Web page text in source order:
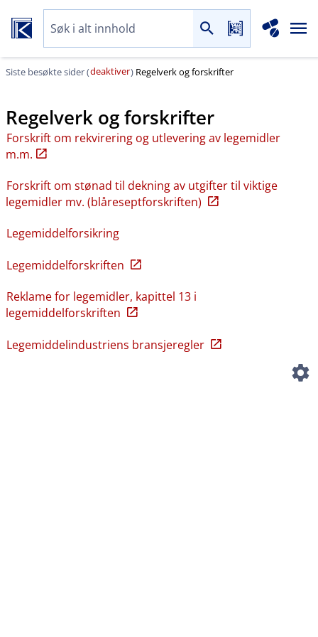
Siste besøkte sider (deaktiver) Regelverk og forskrifter
Regelverk og forskrifter
Forskrift om rekvirering og utlevering av legemidler
m.m.
Forskrift om stønad til dekning av utgifter til viktige
legemidler mv. (blåreseptforskriften)
Legemiddelforsikring
Legemiddelforskriften
Reklame for legemidler, kapittel 13 i
legemiddelforskriften
Legemiddelindustriens bransjeregler